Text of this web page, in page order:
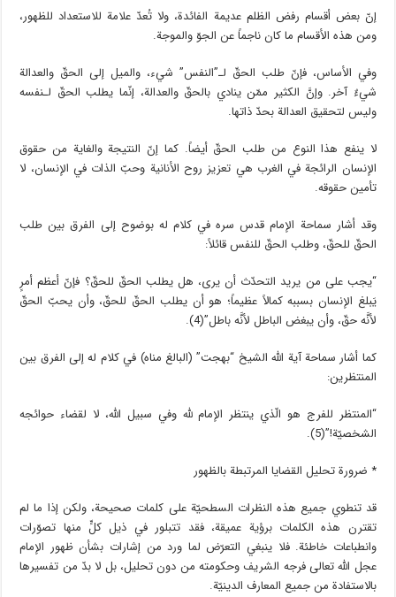
إنّ بعض أقسام رفض الظلم عديمة الفائدة، ولا تُعدّ علامة للاستعداد للظهور،
ومن هذه الأقسام ما كان ناجماً عن الجوّ والموجة.
وفي الأساس، فإنّ طلب الحقّ لـ”النفس” شيء، والميل إلى الحقّ والعدالة
شيءٌ آخر. وإنَّ الكثير ممّن ينادي بالحقّ والعدالة، إنّما يطلب الحقّ لـنفسه
وليس لتحقيق العدالة بحدّ ذاتها.
لا ينفع هذا النوع من طلب الحقّ أيضاً. كما إنّ النتيجة والغاية من حقوق
الإنسان الرائجة في الغرب هي تعزيز روح الأنانية وحبّ الذات في الإنسان، لا
تأمين حقوقه.
وقد أشار سماحة الإمام قدس سره في كلام له بوضوح إلى الفرق بين طلب
الحقّ للحقّ، وطلب الحقّ للنفس قائلاً:
“يجب على من يريد التحدّث أن يرى، هل يطلب الحقّ للحقّ؟ فإنّ أعظم أمرٍ
يَبلغ الإنسان بسببه كمالاً عظيماً؛ هو أن يطلب الحقّ للحقّ، وأن يحبّ الحقّ
لأنَّه حقّ، وأن يبغض الباطل لأنَّه باطل”(4).
كما أشار سماحة آية الله الشيخ “بهجت” (البالغ مناه) في كلام له إلى الفرق بين
المنتظرين:
“المنتظر للفرج هو الّذي ينتظر الإمام لله وفي سبيل الله، لا لقضاء حوائجه
الشخصيّة!”(5).
* ضرورة تحليل القضايا المرتبطة بالظهور
قد تنطوي جميع هذه النظرات السطحيّة على كلمات صحيحة، ولكن إذا ما لم
تقترن هذه الكلمات برؤية عميقة، فقد تتبلور في ذيل كلٍّ منها تصوّرات
وانطباعات خاطئة. فلا ينبغي التعرّض لما ورد من إشارات بشأن ظهور الإمام
عجل الله تعالى فرجه الشريف وحكومته من دون تحليل، بل لا بدّ من تفسيرها
بالاستفادة من جميع المعارف الدينيّة.